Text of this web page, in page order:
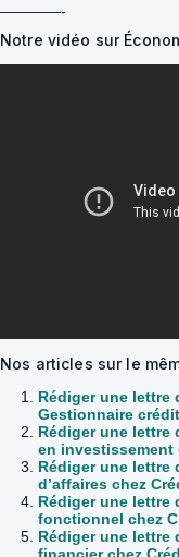
————-
Notre vidéo sur
Nos articles sur le
Rédiger une lettre
Gestionnaire
Rédiger une lettre
en investissement
Rédiger une lettre
d’affaires chez
Rédiger une lettre
fonctionnel chez
Rédiger une lettre